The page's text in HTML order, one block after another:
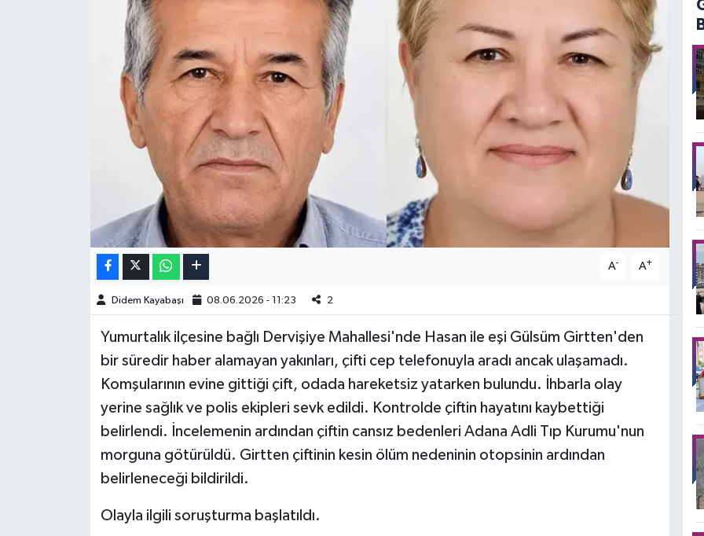
A- A+
Didem Kayabaşı 08.06.2026 - 11:23 2
Yumurtalık ilçesine bağlı Dervişiye Mahallesi'nde Hasan ile eşi Gülsüm Girtten'den
bir süredir haber alamayan yakınları, çifti cep telefonuyla aradı ancak ulaşamadı.
Komşularının evine gittiği çift, odada hareketsiz yatarken bulundu. İhbarla olay
yerine sağlık ve polis ekipleri sevk edildi. Kontrolde çiftin hayatını kaybettiği
belirlendi. İncelemenin ardından çiftin cansız bedenleri Adana Adli Tıp Kurumu'nun
morguna götürüldü. Girtten çiftinin kesin ölüm nedeninin otopsinin ardından
belirleneceği bildirildi.
Olayla ilgili soruşturma başlatıldı.